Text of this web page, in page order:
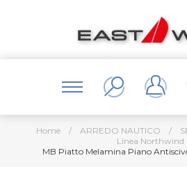
Home / ARREDO NAUTICO /
Linea Northwind
MB Piatto Melamina Piano